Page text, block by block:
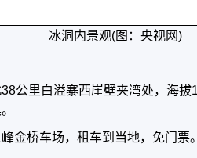
冰洞内景观(图：央视网)
公里白溢寨西崖壁夹湾处，海
峰金桥车场，租车到当地，免门票